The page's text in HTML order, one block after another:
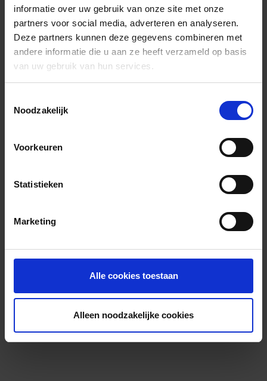
informatie over uw gebruik van onze site met onze
partners voor social media, adverteren en analyseren.
Deze partners kunnen deze gegevens combineren met
andere informatie die u aan ze heeft verzameld op basis
van uw gebruik van hun services.
Noodzakelijk
Voorkeuren
Statistieken
Marketing
Alle cookies toestaan
Alleen noodzakelijke cookies